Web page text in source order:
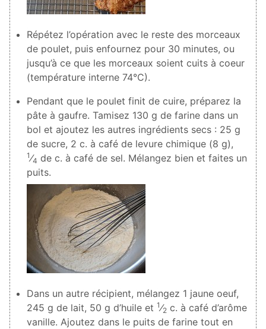
Répétez l’opération avec le reste des morceaux
de poulet, puis enfournez pour 30 minutes, ou
jusqu’à ce que les morceaux soient cuits à coeur
(température interne 74°C).
Pendant que le poulet finit de cuire, préparez la
pâte à gaufre. Tamisez 130 g de farine dans un
bol et ajoutez les autres ingrédients secs : 25 g
de sucre, 2 c. à café de levure chimique (8 g),
1⁄4 de c. à café de sel. Mélangez bien et faites un
puits.
Dans un autre récipient, mélangez 1 jaune oeuf,
245 g de lait, 50 g d’huile et 1⁄2 c. à café d’arôme
vanille. Ajoutez dans le puits de farine tout en